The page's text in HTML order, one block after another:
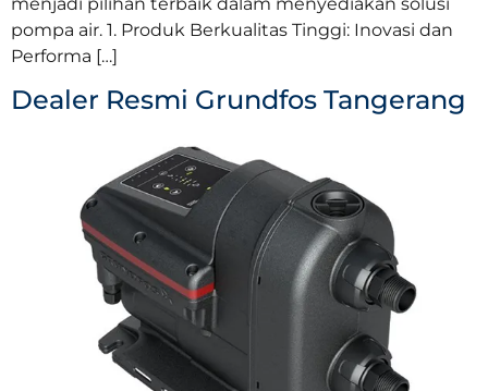
pompa air. 1. Produk Berkualitas Tinggi: Inovasi dan
Performa […]
Dealer Resmi Grundfos Tangerang